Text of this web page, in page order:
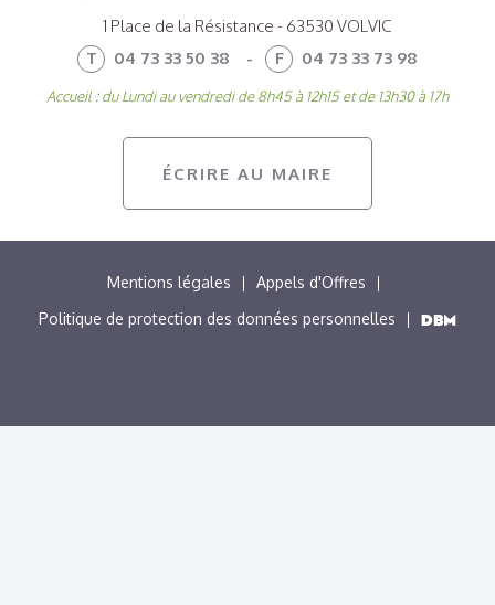
ÉCRIRE AU MAIRE
1 Place de la Résistance - 63530 VOLVIC
T
04 73 33 50 38 - F 04 73 33 73 98
Accueil : du Lundi au vendredi de 8h45 à 12h15 et de 13h30 à 17h
MENU
PIED
Mentions légales
Appels d'Offres
Politique de protection des données personnelles